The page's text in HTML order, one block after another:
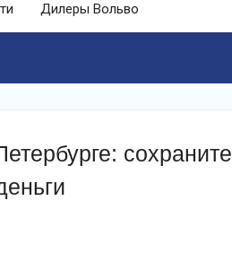
Дилеры Вольво
сохраните